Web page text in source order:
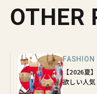
OTHER
FASHION
【2026夏
欲しい人